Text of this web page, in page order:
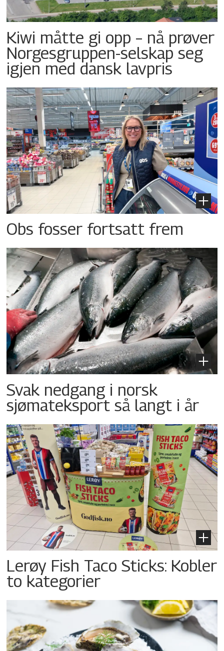
Kiwi måtte gi opp – nå prøver
Norgesgruppen-selskap seg
igjen med dansk lavpris
Obs fosser fortsatt frem
Svak nedgang i norsk
sjømateksport så langt i år
Lerøy Fish Taco Sticks: Kobler
to kategorier